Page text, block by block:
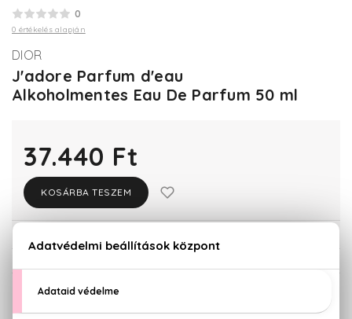
0
0 értékelés alapján
DIOR
J'adore Parfum d'eau
Alkoholmentes Eau De Parfum 50 ml
37.440 Ft
KOSÁRBA TESZEM
KISZERELÉS KIVÁLASZTÁSA